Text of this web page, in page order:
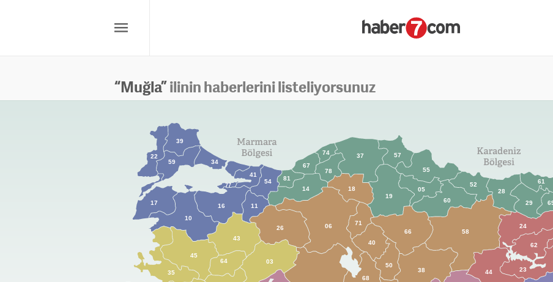
“Muğla”ilinin haberlerini listeliyorsunuz
03
05
06
10
11
14
16
17
18
19
22
23
24
26
28
29
34
35
37
38
39
40
41
43
44
45
50
52
54
55
57
58
59
60
61
62
64
66
67
68
71
74
77
78
81